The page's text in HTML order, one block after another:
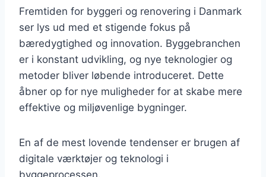
Fremtiden for byggeri og renovering i Danmark
ser lys ud med et stigende fokus på
bæredygtighed og innovation. Byggebranchen
er i konstant udvikling, og nye teknologier og
metoder bliver løbende introduceret. Dette
åbner op for nye muligheder for at skabe mere
effektive og miljøvenlige bygninger.
En af de mest lovende tendenser er brugen af
digitale værktøjer og teknologi i
byggeprocessen.